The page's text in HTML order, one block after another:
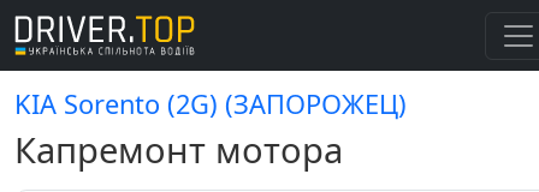
KIA Sorento (2G) (ЗАПОРОЖЕЦ)
Капремонт мотора